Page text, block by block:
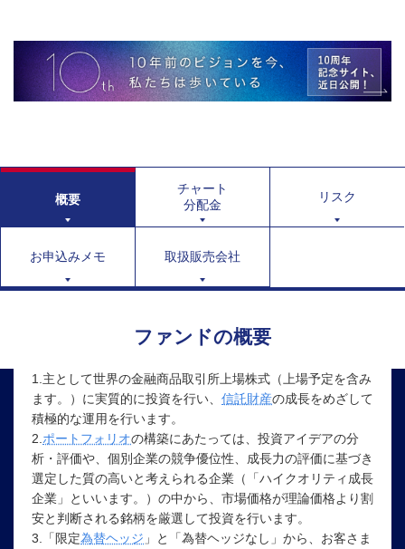
概要
チャート
分配金
リスク
お申込みメモ 取扱販売会社
ファンドの概要
1.主として世界の金融商品取引所上場株式（上場予定を含み
ます。）に実質的に投資を行い、 信託財産の成長をめざして
積極的な運用を行います。
2. ポートフォリオの構築にあたっては、投資アイデアの分
析・評価や、個別企業の競争優位性、成長力の評価に基づき
選定した質の高いと考えられる企業（「ハイクオリティ成長
企業」といいます。）の中から、市場価格が理論価格より割
安と判断される銘柄を厳選して投資を行います。
3.「限定為替ヘッジ 」と「為替ヘッジなし」から、お客さま